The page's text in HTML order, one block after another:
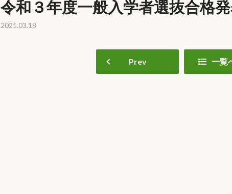
令和３年度一般入学者選抜合格
2021.03.18
Prev 一覧